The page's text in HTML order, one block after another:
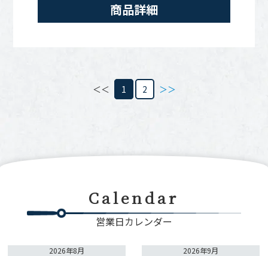
商品詳細
＜＜ 1 2 ＞＞
Calendar
営業日カレンダー
2026年8月
2026年9月